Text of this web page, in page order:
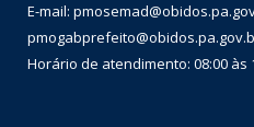
E-mail:
Horário de atendimento: 08:00 às